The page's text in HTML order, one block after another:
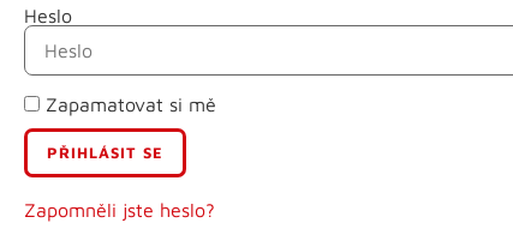
Heslo
Zapamatovat si mě
Zapomněli jste heslo?
Příjmení
E-mail
Uživatelské jméno